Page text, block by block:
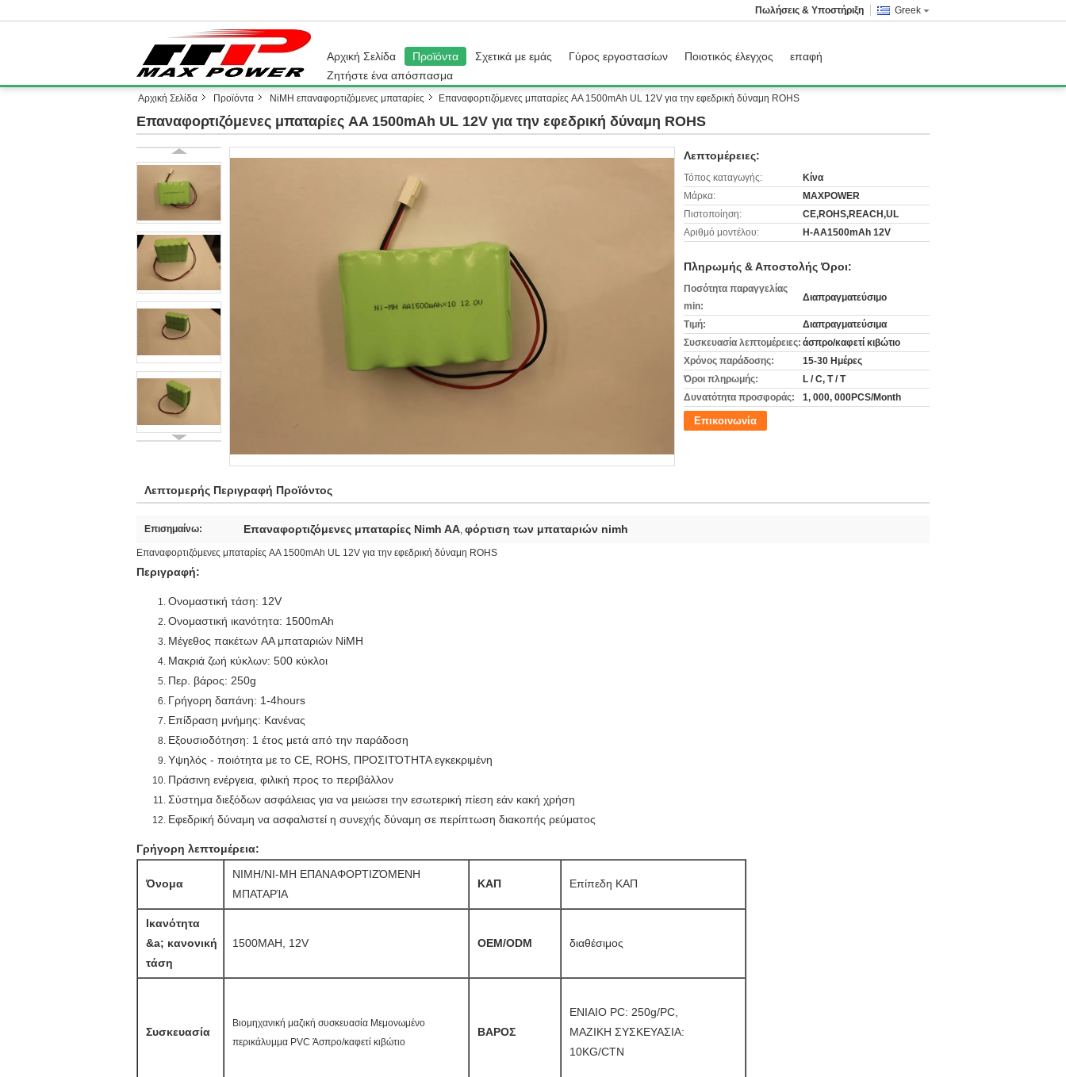
Greek
Πωλήσεις & Υποστήριξη
Αρχική Σελίδα Προϊόντα Σχετικά με εμάς Γύρος εργοστασίων Ποιοτικός έλεγχος
επαφή
Ζητήστε ένα απόσπασμα
Αρχική Σελίδα Προϊόντα NiMH επαναφορτιζόμενες μπαταρίες Επαναφορτιζόμενες μπαταρίες AA 1500mAh UL 12V για την εφεδρική δύναμη ROHS
Επαναφορτιζόμενες μπαταρίες AA 1500mAh UL 12V για την εφεδρική δύναμη ROHS
Λεπτομέρειες:
Τόπος καταγωγής:
Κίνα
Μάρκα:
MAXPOWER
Πιστοποίηση:
CE,ROHS,REACH,UL
Αριθμό μοντέλου:
H-AA1500mAh 12V
Πληρωμής & Αποστολής Όροι:
Ποσότητα παραγγελίας
min:
Διαπραγματεύσιμο
Τιμή:
Διαπραγματεύσιμα
Συσκευασία λεπτομέρειες: άσπρο/καφετί κιβώτιο
Χρόνος παράδοσης:
15-30 Ημέρες
Όροι πληρωμής:
L / C, T / T
Δυνατότητα προσφοράς:
1, 000, 000PCS/Month
Επικοινωνία
Λεπτομερής Περιγραφή Προϊόντος
Επισημαίνω: Επαναφορτιζόμενες μπαταρίες Nimh AA, φόρτιση των μπαταριών nimh
Επαναφορτιζόμενες μπαταρίες AA 1500mAh UL 12V για την εφεδρική δύναμη ROHS
Περιγραφή:
Ονομαστική τάση: 12V
Ονομαστική ικανότητα: 1500mAh
Μέγεθος πακέτων AA μπαταριών NiMH
Μακριά ζωή κύκλων: 500 κύκλοι
Περ. βάρος: 250g
Γρήγορη δαπάνη: 1-4hours
Επίδραση μνήμης: Κανένας
Εξουσιοδότηση: 1 έτος μετά από την παράδοση
Υψηλός - ποιότητα με το CE, ROHS, ΠΡΟΣΙΤΌΤΗΤΑ εγκεκριμένη
Πράσινη ενέργεια, φιλική προς το περιβάλλον
Σύστημα διεξόδων ασφάλειας για να μειώσει την εσωτερική πίεση εάν κακή χρήση
Εφεδρική δύναμη να ασφαλιστεί η συνεχής δύναμη σε περίπτωση διακοπής ρεύματος
Γρήγορη λεπτομέρεια:
Όνομα
NIMH/NI-MH ΕΠΑΝΑΦΟΡΤΙΖΌΜΕΝΗ
ΜΠΑΤΑΡΊΑ
ΚΑΠ Επίπεδη ΚΑΠ
Ικανότητα
&a; κανονική
τάση
1500MAH, 12V OEM/ODM διαθέσιμος
Συσκευασία
Βιομηχανική μαζική συσκευασία Μεμονωμένο
περικάλυμμα PVC Άσπρο/καφετί κιβώτιο
ΒΑΡΟΣ
ΕΝΙΑΙΟ PC: 250g/PC,
ΜΑΖΙΚΗ ΣΥΣΚΕΥΑΣΙΑ:
10KG/CTN